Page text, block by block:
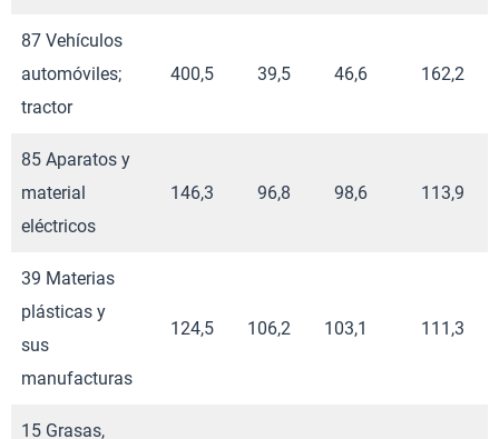
87 Vehículos
automóviles;
tractor
400,5 39,5 46,6 162,2
85 Aparatos y
material
eléctricos
146,3 96,8 98,6 113,9
39 Materias
plásticas y
sus
manufacturas
124,5 106,2 103,1 111,3
15 Grasas,